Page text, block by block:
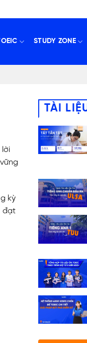
STUDY ZONE
lời
kỳ
đạt
TÀI